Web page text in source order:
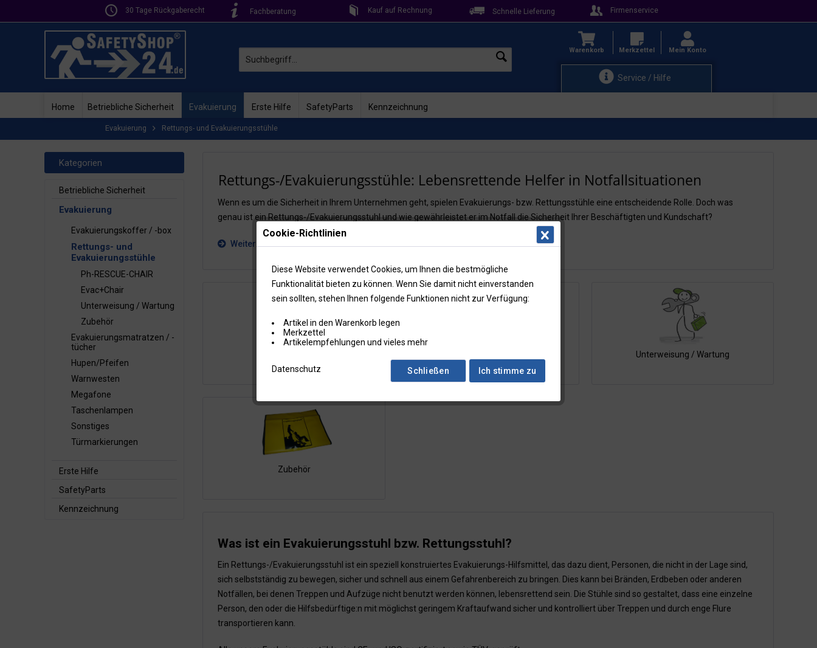
30 Tage Rückgaberecht Fachberatung Kauf auf Rechnung Schnelle Lieferung Firmenservice
Service / Hilfe
Warenkorb Merkzettel Mein Konto
Home Betriebliche Sicherheit Evakuierung Erste Hilfe SafetyParts Kennzeichnung
Evakuierung Rettungs- und Evakuierungsstühle
Kategorien
Betriebliche Sicherheit
Evakuierung
Evakuierungskoffer / -box
Rettungs- und
Evakuierungsstühle
Ph-RESCUE-CHAIR
Evac+Chair
Unterweisung / Wartung
Zubehör
Evakuierungsmatratzen / -
tücher
Hupen/Pfeifen
Warnwesten
Megafone
Taschenlampen
Sonstiges
Türmarkierungen
Erste Hilfe
SafetyParts
Kennzeichnung
Rettungs-/Evakuierungsstühle: Lebensrettende Helfer in Notfallsituationen
Wenn es um die Sicherheit in Ihrem Unternehmen geht, spielen Evakuierungs- bzw. Rettungsstühle eine entscheidende Rolle. Doch was
genau ist ein Rettungs-/Evakuierungsstuhl und wie gewährleistet er im Notfall die Sicherheit Ihrer Beschäftigten und Kundschaft?
Weitere Informationen.
Unterweisung / Wartung
Zubehör
Was ist ein Evakuierungsstuhl bzw. Rettungsstuhl?
Ein Rettungs-/Evakuierungsstuhl ist ein speziell konstruiertes Evakuierungs-Hilfsmittel, das dazu dient, Personen, die nicht in der Lage sind,
sich selbstständig zu bewegen, sicher und schnell aus einem Gefahrenbereich zu bringen. Dies kann bei Bränden, Erdbeben oder anderen
Notfällen, bei denen Treppen und Aufzüge nicht benutzt werden können, lebensrettend sein. Die Stühle sind so gestaltet, dass eine einzelne
Person, den oder die Hilfsbedürftige:n mit möglichst geringem Kraftaufwand sicher und kontrolliert über Treppen und durch enge Flure
transportieren kann.
Cookie-Richtlinien
Diese Website verwendet Cookies, um Ihnen die bestmögliche
Funktionalität bieten zu können. Wenn Sie damit nicht einverstanden
sein sollten, stehen Ihnen folgende Funktionen nicht zur Verfügung:
Artikel in den Warenkorb legen
Merkzettel
Artikelempfehlungen und vieles mehr
Datenschutz Ich stimme zu
Schließen